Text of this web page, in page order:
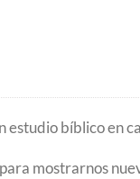
estudio bíblico en
mostrarnos